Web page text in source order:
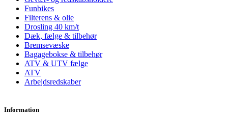
Funbikes
Filterens & olie
Drosling 40 km/t
Dæk, fælge & tilbehør
Bremsevæske
Bagagebokse & tilbehør
ATV & UTV fælge
ATV
Arbejdsredskaber
Information